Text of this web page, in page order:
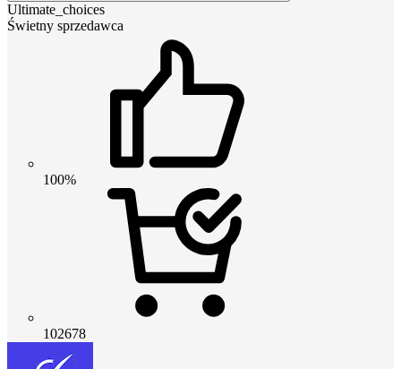
Ultimate_choices
Świetny sprzedawca
100%
102678